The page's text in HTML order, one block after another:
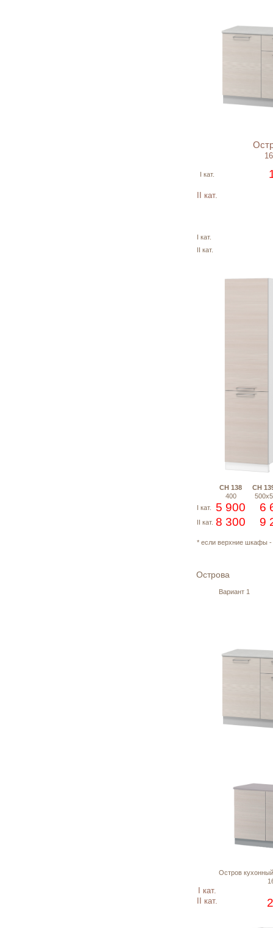
I кат.
II кат.
I кат.
II кат.
СН 138
СН
400
I кат.
5 900 6
II кат. 8 300 9
* если верхние шкафы -
Вариант 1
Остров
I кат.
II кат.